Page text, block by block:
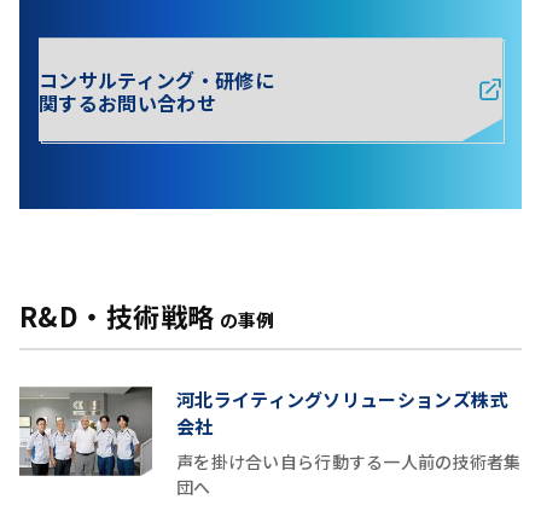
コンサルティング・研修に
関するお問い合わせ
R&D・技術戦略 の事例
河北ライティングソリューションズ株式
会社
声を掛け合い自ら行動する一人前の技術者集
団へ